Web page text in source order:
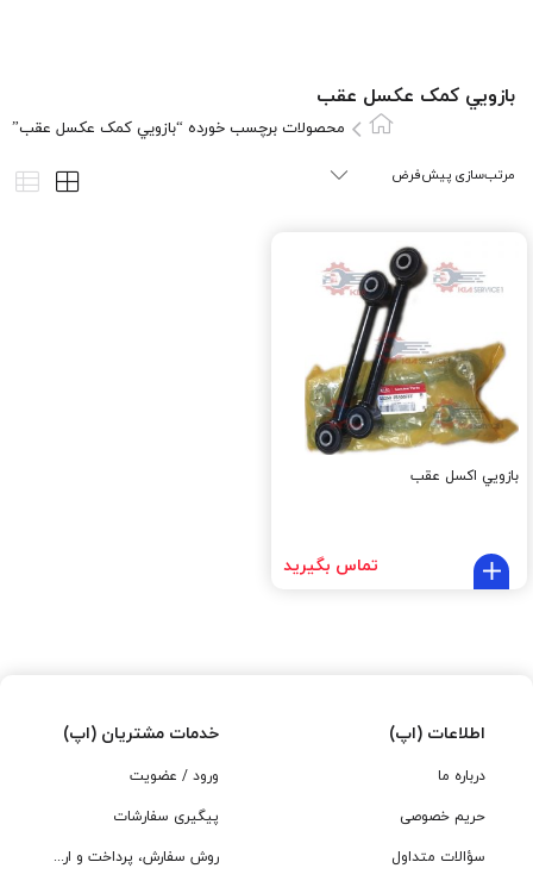
بازويي کمک عکسل عقب
محصولات برچسب خورده “بازويي کمک عکسل عقب”
بازويي اکسل عقب
تماس بگیرید
اطلاعات (اپ)
درباره ما
حریم خصوصی
سؤالات متداول
خدمات مشتریان (اپ)
ورود / عضویت
پیگیری سفارشات
روش سفارش، پرداخت و ارسال